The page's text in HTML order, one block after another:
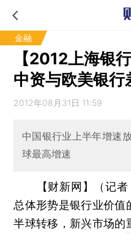
金融
【2012上海银
中资与欧美银行
2012年08月31日 11:59
中国银行业上半年增速
球最高增速
【财新网】（记
总体形势是银行业价值
半球转移，新兴市场的